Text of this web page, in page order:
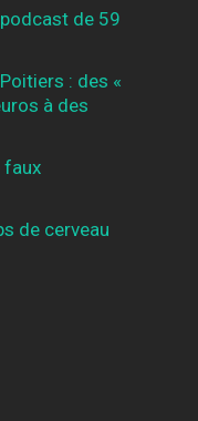
de 59
: des «
à des
faux
de cerveau